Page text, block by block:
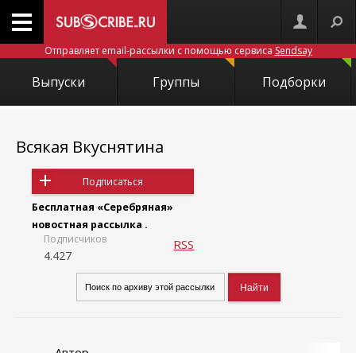
Отправляет email-рассылки с помощью сервиса Sendsay
Выпуски Группы Подборки
Всякая Вкуснятина
Подписаться
Бесплатная «Серебряная»
новостная рассылка .
Подписчиков
4.427
RSS